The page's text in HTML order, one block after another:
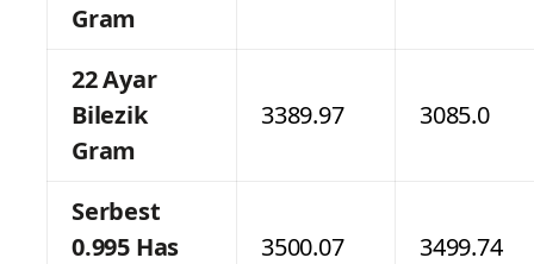
Gram
22 Ayar
Bilezik
Gram
3389.97 3085.0
Serbest
0.995 Has
3500.07 3499.74